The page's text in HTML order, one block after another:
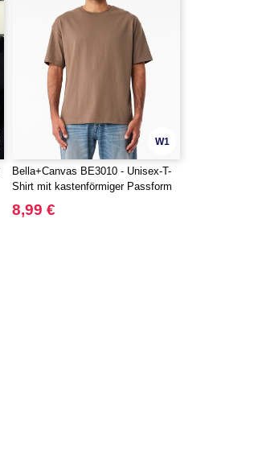
W1
Bella+Canvas BE3010 - Unisex-T-
Shirt mit kastenförmiger Passform
8,99 €